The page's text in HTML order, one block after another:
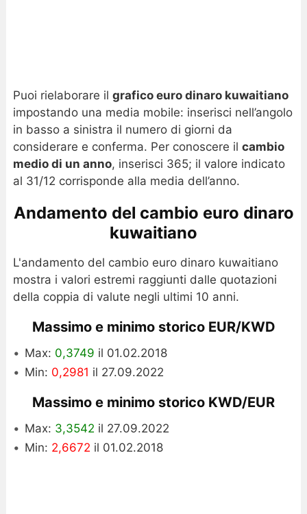
Puoi rielaborare il grafico euro dinaro kuwaitiano
impostando una media mobile: inserisci nell’angolo
in basso a sinistra il numero di giorni da
considerare e conferma. Per conoscere il cambio
medio di un anno, inserisci 365; il valore indicato
al 31/12 corrisponde alla media dell’anno.
Andamento del cambio euro dinaro
kuwaitiano
L'andamento del cambio euro dinaro kuwaitiano
mostra i valori estremi raggiunti dalle quotazioni
della coppia di valute negli ultimi 10 anni.
Massimo e minimo storico EUR/KWD
Max: 0,3749 il 01.02.2018
Min: 0,2981 il 27.09.2022
Massimo e minimo storico KWD/EUR
Max: 3,3542 il 27.09.2022
Min: 2,6672 il 01.02.2018